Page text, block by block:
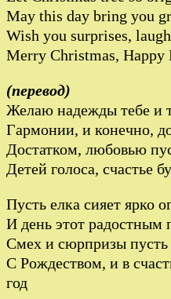
May this day bring you
Wish you surprises,
Merry Christmas, Happy
(перевод)
Желаю надежды тебе и
Гармонии, и конечно,
Достатком, любовью
Детей голоса, счастье
Пусть елка сияет ярко
И день этот радостным
Смех и сюрпризы пусть
С Рождеством, и в
год